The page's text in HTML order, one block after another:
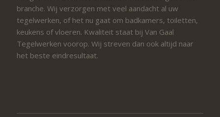
branche. Wij verzorgen met veel aandacht al uw
tegelwerken, of het nu gaat om badkamers, toiletten,
keukens of vloeren. Kwaliteit staat bij Van Gaal
Tegelwerken voorop. Wij streven dan ook altijd naar
het beste eindresultaat.